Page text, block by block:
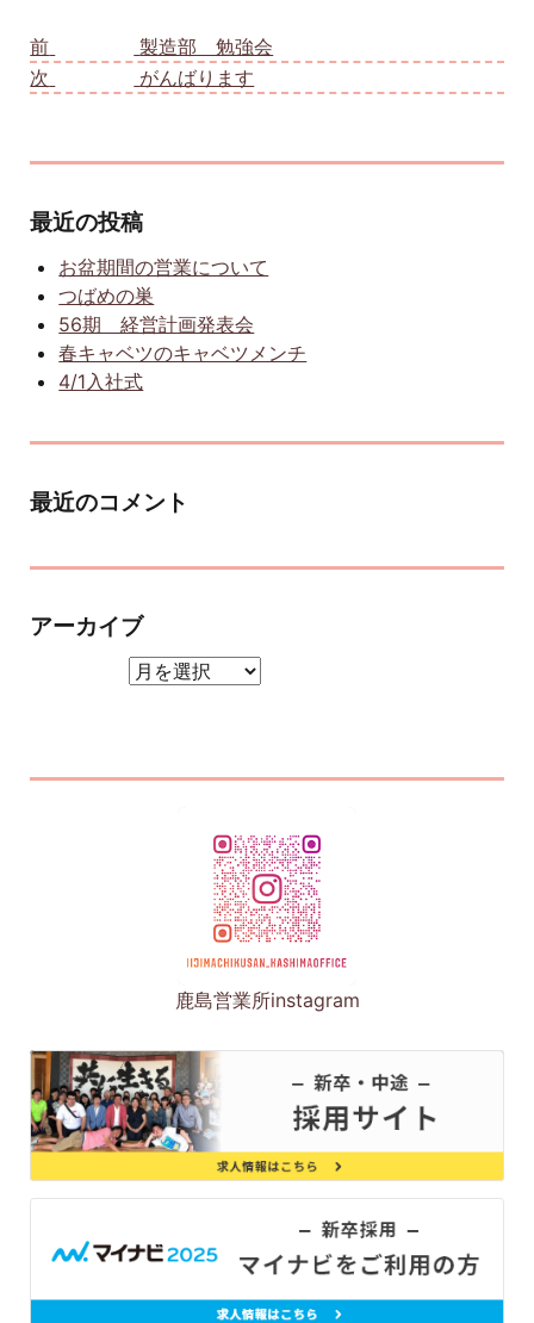
前
製造部 勉強会
次
がんばります
最近の投稿
お盆期間の営業について
つばめの巣
56期 経営計画発表会
春キャベツのキャベツメンチ
4/1入社式
最近のコメント
アーカイブ
鹿島営業所instagram